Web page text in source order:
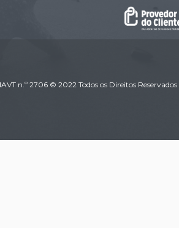
n.º 2706 © 2022 Todos os Direitos Reservados